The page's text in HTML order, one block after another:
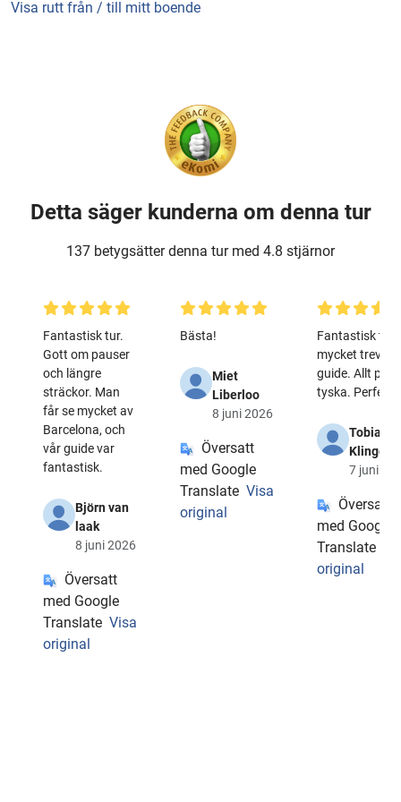
Visa rutt från / till mitt boende
Detta säger kunderna om denna tur
137 betygsätter denna tur med 4.8 stjärnor
Fantastisk tur.
Gott om pauser
och längre
sträckor. Man
får se mycket av
Barcelona, och
vår guide var
fantastisk.
Björn van
laak
8 juni 2026
Översatt
med Google
Translate Visa
original
Bästa!
Miet
Liberloo
8 juni 2026
Översatt
med Google
Translate Visa
original
Fantastisk tur,
mycket trevlig
guide. Allt på
tyska. Perfekt!
Tobias
Klingen
7 juni
Översatt
med Google
Translate
original